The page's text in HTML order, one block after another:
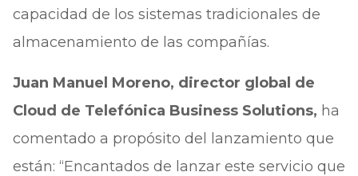
capacidad de los sistemas tradicionales de
almacenamiento de las compañías.
Juan Manuel Moreno, director global de
Cloud de Telefónica Business Solutions, ha
comentado a propósito del lanzamiento que
están: “Encantados de lanzar este servicio que